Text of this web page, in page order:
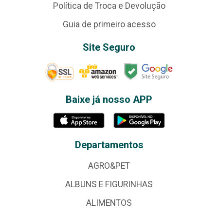
Política de Troca e Devolução
Guia de primeiro acesso
Site Seguro
Baixe já nosso APP
Departamentos
AGRO&PET
ALBUNS E FIGURINHAS
ALIMENTOS